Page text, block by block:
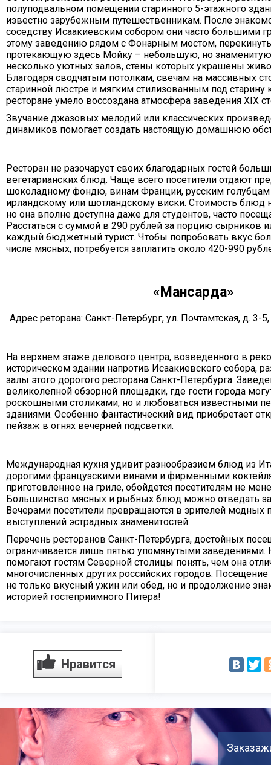
полуподвальном помещении старинного 5-этажного
известно зарубежным путешественникам. После
соседству Исаакиевским собором они часто большими
этому заведению рядом с Фонарным мостом,
протекающую здесь Мойку – небольшую, но знаменитую
несколько уютных залов, стены которых украшены
Благодаря сводчатым потолкам, свечам на массивных
старинной люстре и мягким стилизованным под
ресторане умело воссоздана атмосфера заведения XIX
Звучание джазовых мелодий или классических
динамиков помогает создать настоящую домашнюю
Ресторан не разочарует своих благодарных гостей
вегетарианских блюд. Чаще всего посетители отдают
шоколадному фондю, винам Франции, русским голубцам
ирландскому или шотландскому виски. Стоимость блюд
но она вполне доступна даже для студентов, часто
Расстаться с суммой в 290 рублей за порцию сырников
каждый бюджетный турист. Чтобы попробовать вкус
числе мясных, потребуется заплатить около 420-990
«Мансарда»
Адрес реторана: Санкт-Петербург, ул. Почтамтская, д. 3-
На верхнем этаже делового центра, возведенного в
историческом здании напротив Исаакиевского собора,
залы этого дорогого ресторана Санкт-Петербурга.
великолепной обзорной площадки, где гости города
роскошными столиками, но и любоваться известными
зданиями. Особенно фантастический вид приобретает
пейзаж в огнях вечерней подсветки.
Международная кухня удивит разнообразием блюд из
дорогими французскими винами и фирменными
приготовленное на гриле, обойдется посетителям не
Большинство мясных и рыбных блюд можно отведать
Вечерами посетители превращаются в зрителей модных
выступлений эстрадных знаменитостей.
Перечень ресторанов Санкт-Петербурга, достойных
ограничивается лишь пятью упомянутыми заведениями.
помогают гостям Северной столицы понять, чем она
многочисленных других российских городов. Посещение
не только вкусный ужин или обед, но и продолжение
историей гостеприимного Питера!
Нравится